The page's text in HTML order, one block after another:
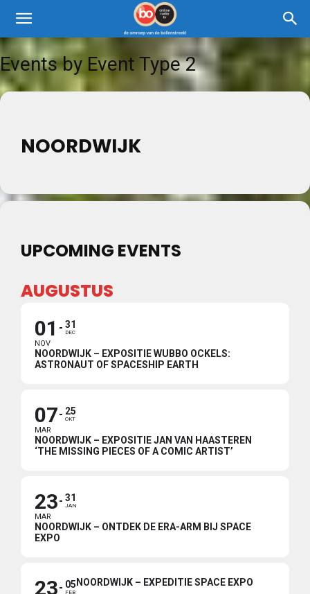
Events by Event Type 2
NOORDWIJK
UPCOMING EVENTS
AUGUSTUS
01
NOV
31
DEC
NOORDWIJK – EXPOSITIE WUBBO OCKELS:
ASTRONAUT OF SPACESHIP EARTH
07
MAR
25
OKT
NOORDWIJK – EXPOSITIE JAN VAN HAASTEREN
‘THE MISSING PIECES OF A COMIC ARTIST’
23
MAR
31
JAN
NOORDWIJK – ONTDEK DE ERA-ARM BIJ SPACE
EXPO
23 05
FEB
NOORDWIJK – EXPEDITIE SPACE EXPO